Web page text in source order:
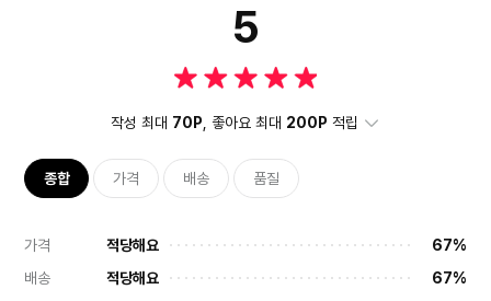
5
작성 최대 70P , 좋아요 최대 200P 적립
종합 가격 배송 품질
가격 적당해요
67%
배송
적당해요 67%